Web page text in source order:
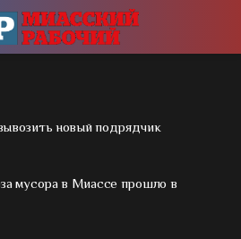
новый подрядчик
мусора в Миассе прошло в